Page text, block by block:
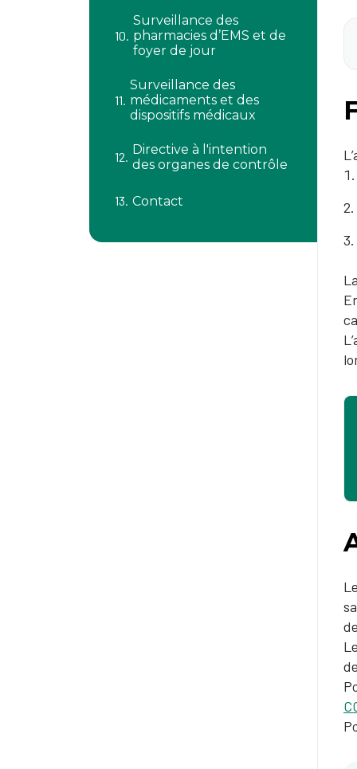
Surveillance des
pharmacies d’EMS et de
foyer de jour
Surveillance des
médicaments et des
dispositifs médicaux
Directive à l'intention
des organes de contrôle
Contact